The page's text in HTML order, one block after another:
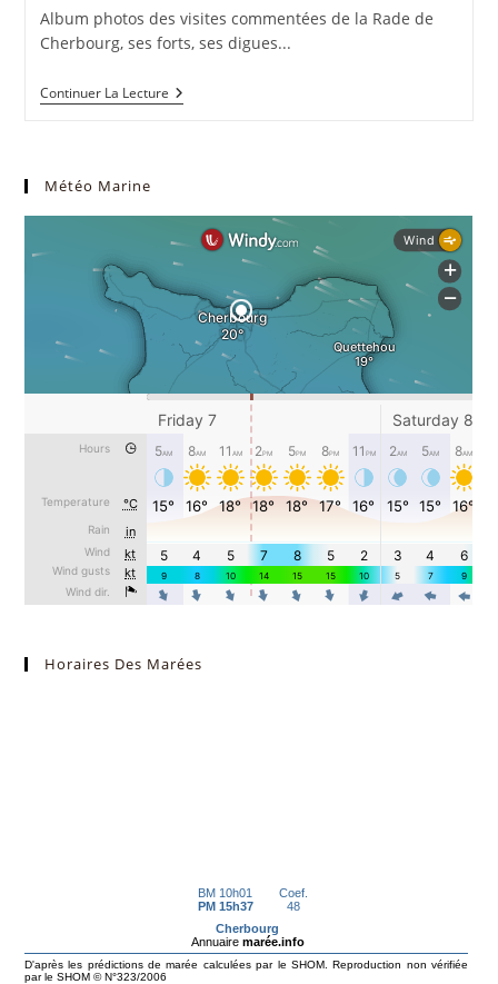
Album photos des visites commentées de la Rade de
Cherbourg, ses forts, ses digues...
Continuer La LectureGalerie
Rade
Météo Marine
Horaires Des Marées